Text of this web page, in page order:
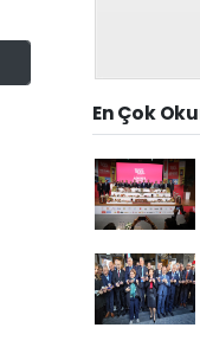
En Çok